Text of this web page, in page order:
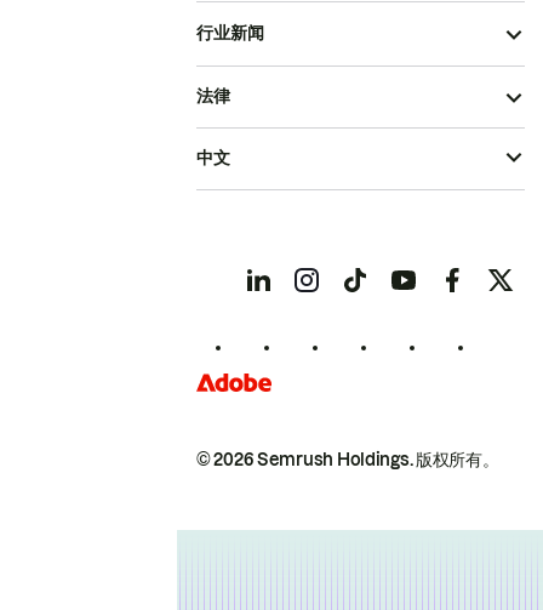
行业新闻
© 2026 Semrush Holdings.版权所有。
法律
中文